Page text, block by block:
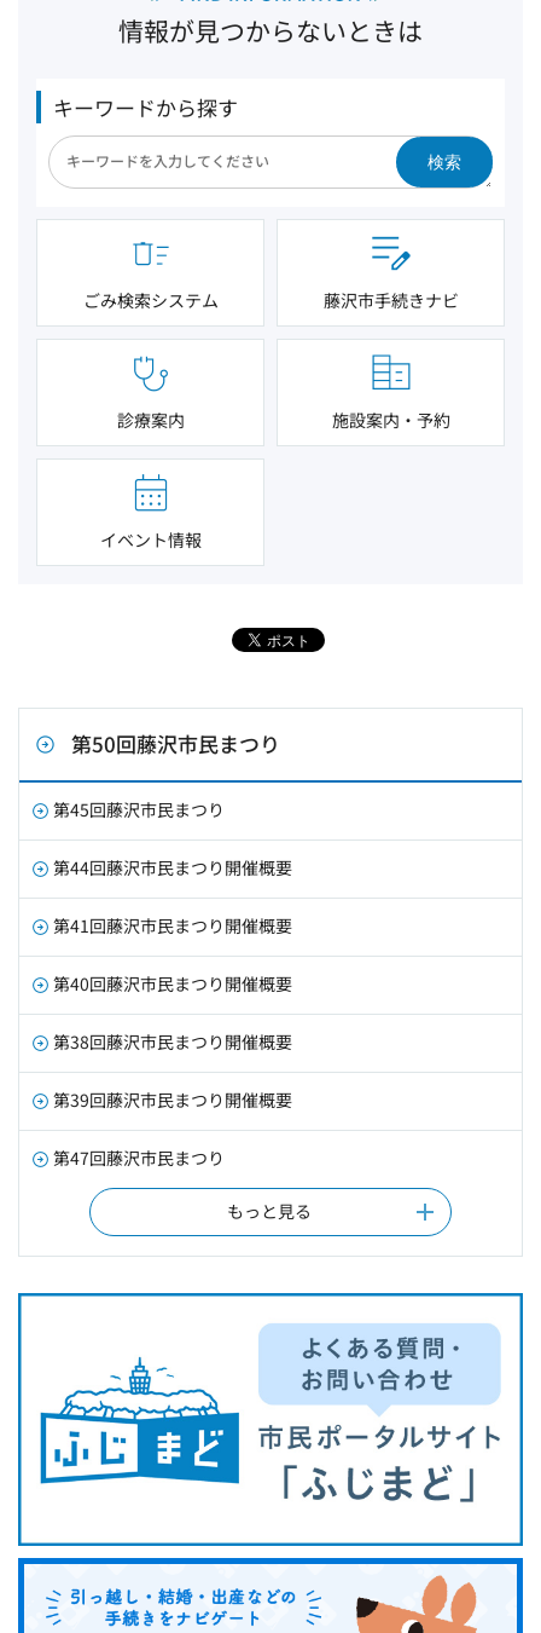
情報が見つからないときは
キーワードから探す
検索
ごみ検索システム 藤沢市手続きナビ
診療案内 施設案内・予約
イベント情報
第50回藤沢市民まつり
第45回藤沢市民まつり
第44回藤沢市民まつり開催概要
第41回藤沢市民まつり開催概要
第40回藤沢市民まつり開催概要
第38回藤沢市民まつり開催概要
第39回藤沢市民まつり開催概要
第47回藤沢市民まつり
もっと見る